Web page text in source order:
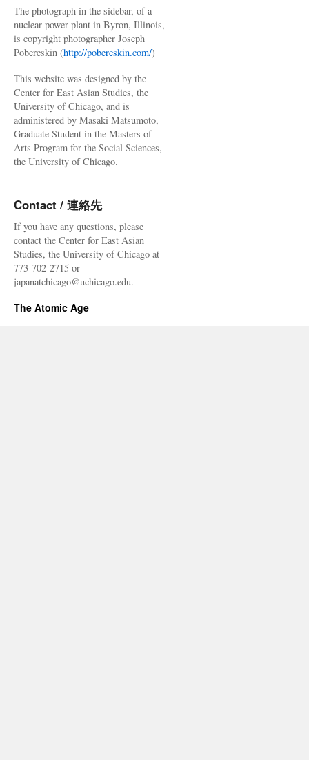
The photograph in the sidebar, of a
nuclear power plant in Byron, Illinois,
is copyright photographer Joseph
Pobereskin (http://pobereskin.com/)
This website was designed by the
Center for East Asian Studies, the
University of Chicago, and is
administered by Masaki Matsumoto,
Graduate Student in the Masters of
Arts Program for the Social Sciences,
the University of Chicago.
Contact / 連絡先
If you have any questions, please
contact the Center for East Asian
Studies, the University of Chicago at
773-702-2715 or
japanatchicago@uchicago.edu.
The Atomic Age